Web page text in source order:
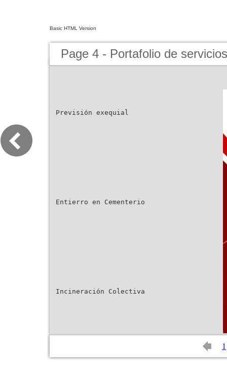
Basic HTML Version
Page 4 - Portafolio de
Previsión exequial
Entierro en Cementerio
Incineración Colectiva
1